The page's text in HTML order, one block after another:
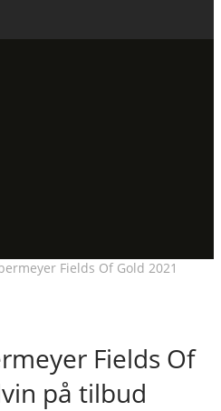
Fields Of Gold 2021
Fields Of
på tilbud